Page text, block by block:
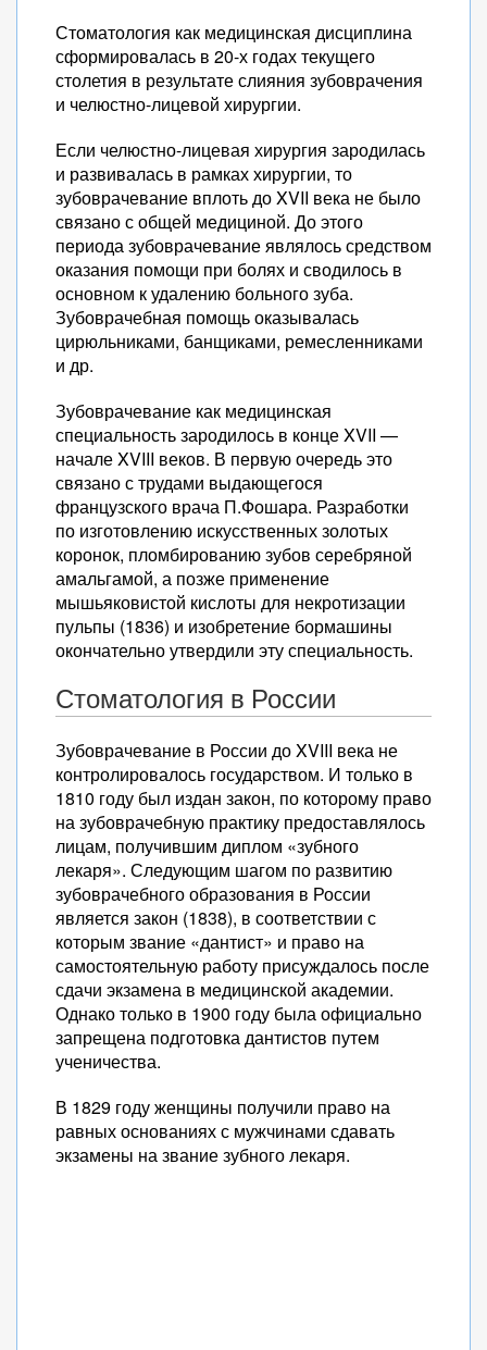
Стоматология как медицинская дисциплина
сформировалась в 20-х годах текущего
столетия в результате слияния зубоврачения
и челюстно-лицевой хирургии.
Если челюстно-лицевая хирургия зародилась
и развивалась в рамках хирургии, то
зубоврачевание вплоть до XVII века не было
связано с общей медициной. До этого
периода зубоврачевание являлось средством
оказания помощи при болях и сводилось в
основном к удалению больного зуба.
Зубоврачебная помощь оказывалась
цирюльниками, банщиками, ремесленниками
и др.
Зубоврачевание как медицинская
специальность зародилось в конце XVII —
начале XVIII веков. В первую очередь это
связано с трудами выдающегося
французского врача П.Фошара. Разработки
по изготовлению искусственных золотых
коронок, пломбированию зубов серебряной
амальгамой, а позже применение
мышьяковистой кислоты для некротизации
пульпы (1836) и изобретение бормашины
окончательно утвердили эту специальность.
Стоматология в России
Зубоврачевание в России до XVIII века не
контролировалось государством. И только в
1810 году был издан закон, по которому право
на зубоврачебную практику предоставлялось
лицам, получившим диплом «зубного
лекаря». Следующим шагом по развитию
зубоврачебного образования в России
является закон (1838), в соответствии с
которым звание «дантист» и право на
самостоятельную работу присуждалось после
сдачи экзамена в медицинской академии.
Однако только в 1900 году была официально
запрещена подготовка дантистов путем
ученичества.
В 1829 году женщины получили право на
равных основаниях с мужчинами сдавать
экзамены на звание зубного лекаря.